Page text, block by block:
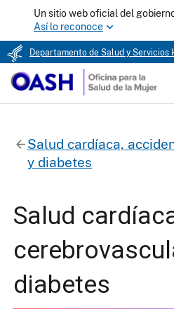
Un sitio web oficial del
Así lo reconoce
Departamento de Salud y Servicios
Salud cardíaca,
y diabetes
Salud
diabetes